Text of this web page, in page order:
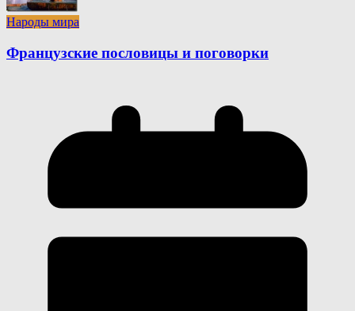
Народы мира
Французские пословицы и поговорки